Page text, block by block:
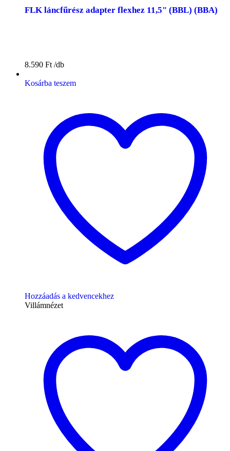
FLK láncfűrész adapter flexhez 11,5" (BBL) (BBA)
8.590 Ft
Kosárba teszem
Hozzáadás a kedvencekhez
Villámnézet